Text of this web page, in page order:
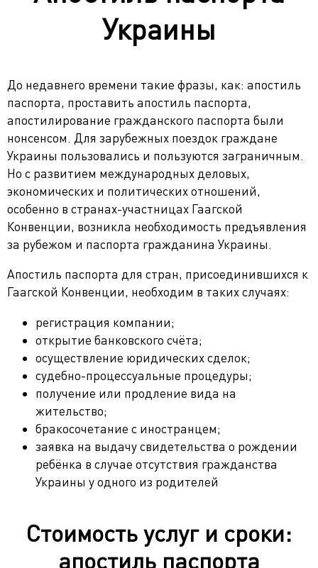
Украины
До недавнего времени такие фразы, как: апостиль
паспорта, проставить апостиль паспорта,
апостилирование гражданского паспорта были
нонсенсом. Для зарубежных поездок граждане
Украины пользовались и пользуются заграничным.
Но с развитием международных деловых,
экономических и политических отношений,
особенно в странах-участницах Гаагской
Конвенции, возникла необходимость предъявления
за рубежом и паспорта гражданина Украины.
Апостиль паспорта для стран, присоединившихся к
Гаагской Конвенции, необходим в таких случаях:
регистрация компании;
открытие банковского счёта;
осуществление юридических сделок;
судебно-процессуальные процедуры;
получение или продление вида на
жительство;
бракосочетание с иностранцем;
заявка на выдачу свидетельства о рождении
ребёнка в случае отсутствия гражданства
Украины у одного из родителей
Стоимость услуг и сроки:
апостиль паспорта